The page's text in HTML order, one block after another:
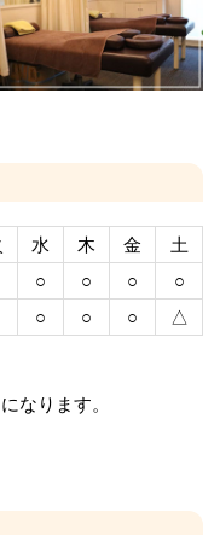
水 木 金
土
○ ○ ○
○
○ ○ ○ △
なります。